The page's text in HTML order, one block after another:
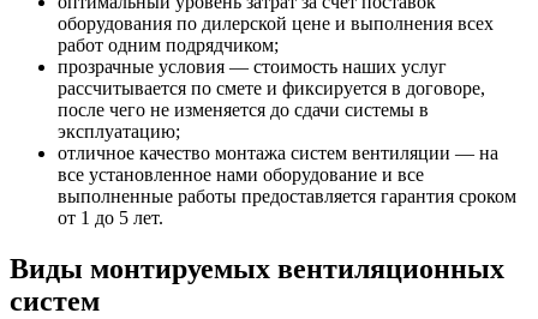
оборудования по дилерской цене и выполнения всех
работ одним подрядчиком;
прозрачные условия — стоимость наших услуг
рассчитывается по смете и фиксируется в договоре,
после чего не изменяется до сдачи системы в
эксплуатацию;
отличное качество монтажа систем вентиляции — на
все установленное нами оборудование и все
выполненные работы предоставляется гарантия сроком
от 1 до 5 лет.
Виды монтируемых вентиляционных
систем